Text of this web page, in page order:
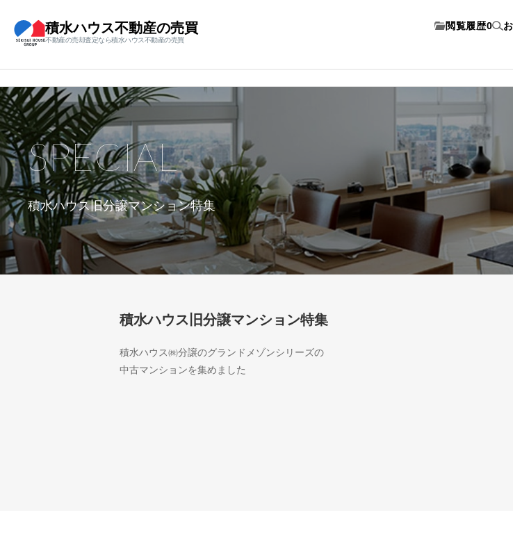
積水ハウス不動産の売買
不動産の売却査定なら積水ハウス不動産の売買
閲覧履歴0
積水ハウス旧分譲マンション特集
SPECIAL
積水ハウス旧分譲マンション特集
積水ハウス㈱分譲のグランドメゾンシリーズの
中古マンションを集めました